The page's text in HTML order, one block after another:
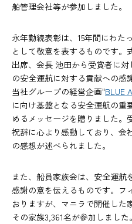
舶管理会社等が参加しました。
永年勤続表彰は、15年間にわた
として敬意を表するものです。
出席、会長 池田から受賞者に
の安全運航に対する貢献への感
当社グループの経営企画"BLUE
に向け基盤となる安全運航の重
めるメッセージを贈りました。
祝辞に心より感動しており、会
の感想が述べられました。
また、船員家族会は、安全運航
感謝の意を伝えるものです。フ
おりますが、マニラで開催した
その家族3,361名が参加しまし